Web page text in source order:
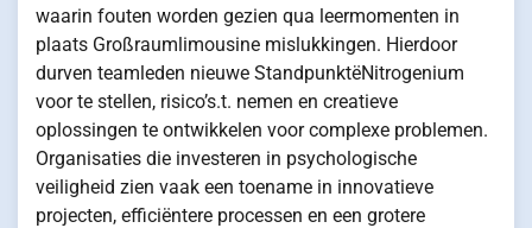
waarin fouten worden gezien qua leermomenten in
plaats Großraumlimousine mislukkingen. Hierdoor
durven teamleden nieuwe StandpunktëNitrogenium
voor te stellen, risico’s.t. nemen en creatieve
oplossingen te ontwikkelen voor complexe problemen.
Organisaties die investeren in psychologische
veiligheid zien vaak een toename in innovatieve
projecten, efficiëntere processen en een grotere